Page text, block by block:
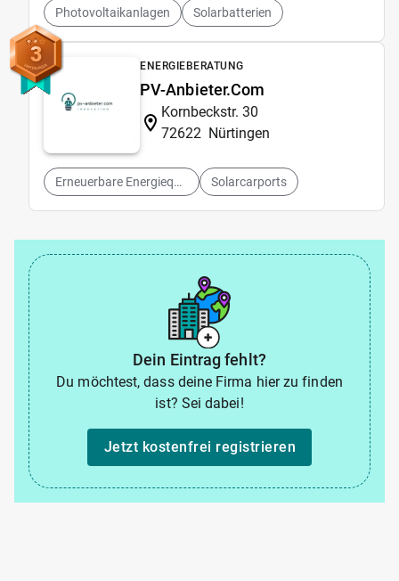
Photovoltaikanlagen Solarbatterien
3 ENERGIEBERATUNG
PV-Anbieter.Com
Kornbeckstr. 30
72622 Nürtingen
Erneuerbare Energiequellen Solarcarports
Dein Eintrag fehlt?
Du möchtest, dass deine Firma hier zu finden
ist? Sei dabei!
Jetzt kostenfrei registrieren